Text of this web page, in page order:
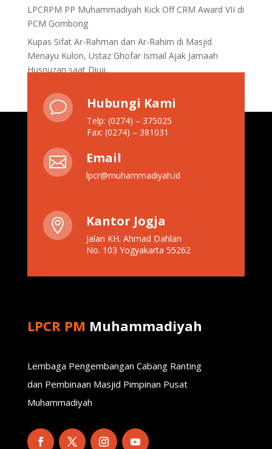
LPCRPM PP Muhammadiyah Kick Off CRM Award VII di
PCM Gombong
Kupas Sifat Ar-Rahman dan Ar-Rahim di Masjid
Menayu Kulon, Ustaz Ghofar Ismail Ajak Jamaah
Husnuzan saat Diuji
v Hubungi Kami
Telp: (0274) – 375025
Fax: (0274) – 381031
 Email
lpcr@muhammadiyah.id
 Kantor Jogja
Jalan KH. Ahmad Dahlan
No. 103 Yogyakarta 55262
LPCR PM Muhammadiyah
Lembaga Pengembangan Cabang Ranting
dan Pembinaan Masjid Pimpinan Pusat
Muhammadiyah